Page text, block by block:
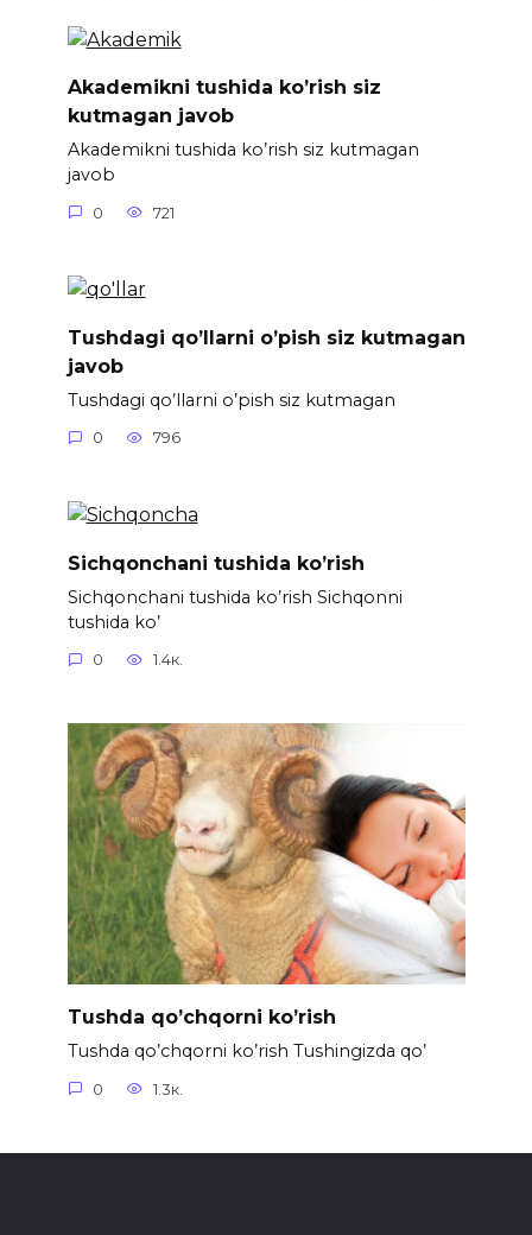
Akademikni tushida ko’rish siz
kutmagan javob
Akademikni tushida ko’rish siz kutmagan
javob
0 721
Tushdagi qo’llarni o’pish siz kutmagan
javob
Tushdagi qo’llarni o’pish siz kutmagan
0 796
Sichqonchani tushida ko’rish
Sichqonchani tushida ko’rish Sichqonni
tushida ko’
0 1.4к.
Tushda qo’chqorni ko’rish
Tushda qo’chqorni ko’rish Tushingizda qo’
0 1.3к.